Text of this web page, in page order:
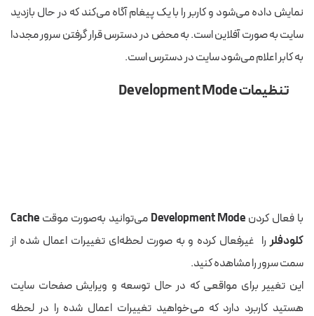
نمایش داده می‌شود و کاربر را با یک پیغام آگاه می‌کند که در حال بازدید
سایت به صورت آفلاین است. به محض در دسترس قرار گرفتن سرور مجددا
به کابر اعلام می‌شود سایت در دسترس است.
تنظیمات Development Mode
با فعال کردن Development Mode می‌توانید به‌صورت موقت Cache
کلودفلررا غیرفعال کرده و به صورت لحظه‌ای تغییرات اعمال شده از
سمت سرور را مشاهده کنید.
این تغییر برای مواقعی که در حال توسعه و ویرایش صفحات سایت
هستید کاربرد دارد که می‌خواهید تغییرات اعمال شده را در لحظه